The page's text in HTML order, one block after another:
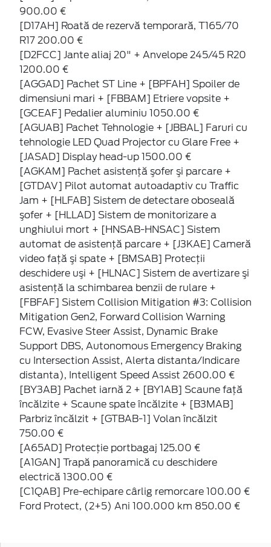
900.00 €
[D17AH] Roată de rezervă temporară, T165/70
R17 200.00 €
[D2FCC] Jante aliaj 20" + Anvelope 245/45 R20
1200.00 €
[AGGAD] Pachet ST Line + [BPFAH] Spoiler de
dimensiuni mari + [FBBAM] Etriere vopsite +
[GCEAF] Pedalier aluminiu 1050.00 €
[AGUAB] Pachet Tehnologie + [JBBAL] Faruri cu
tehnologie LED Quad Projector cu Glare Free +
[JASAD] Display head-up 1500.00 €
[AGKAM] Pachet asistenţă şofer şi parcare +
[GTDAV] Pilot automat autoadaptiv cu Traffic
Jam + [HLFAB] Sistem de detectare oboseală
şofer + [HLLAD] Sistem de monitorizare a
unghiului mort + [HNSAB-HNSAC] Sistem
automat de asistenţă parcare + [J3KAE] Cameră
video faţă şi spate + [BMSAB] Protecţii
deschidere uşi + [HLNAC] Sistem de avertizare şi
asistenţă la schimbarea benzii de rulare +
[FBFAF] Sistem Collision Mitigation #3: Collision
Mitigation Gen2, Forward Collision Warning
FCW, Evasive Steer Assist, Dynamic Brake
Support DBS, Autonomous Emergency Braking
cu Intersection Assist, Alerta distanta/Indicare
distanta), Intelligent Speed Assist 2600.00 €
[BY3AB] Pachet iarnă 2 + [BY1AB] Scaune faţă
încălzite + Scaune spate încălzite + [B3MAB]
Parbriz încălzit + [GTBAB-1] Volan încălzit
750.00 €
[A65AD] Protecţie portbagaj 125.00 €
[A1GAN] Trapă panoramică cu deschidere
electrică 1300.00 €
[C1QAB] Pre-echipare cârlig remorcare 100.00 €
Ford Protect, (2+5) Ani 100.000 km 850.00 €